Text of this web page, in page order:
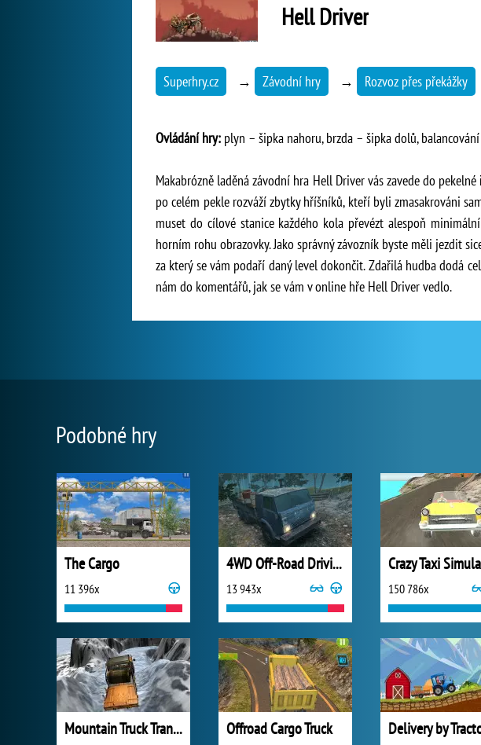
Hell Driver
Superhry.cz → Závodní hry → Rozvoz přes překážky
Ovládání hry: plyn – šipka nahoru, brzda – šipka dolů,
Makabrózně laděná závodní hra Hell Driver vás zavede do
po celém pekle rozváží zbytky hříšníků, kteří byli zmasakrováni
muset do cílové stanice každého kola převézt alespoň
horním rohu obrazovky. Jako správný závozník byste měli jezdit
za který se vám podaří daný level dokončit. Zdařilá hudba dodá
nám do komentářů, jak se vám v online hře Hell Driver vedlo.
Podobné hry
The Cargo
11 396x
4WD Off-Road Driving Sim
13 943x
Crazy Taxi
150 786x
Mountain Truck Transport Offroad Cargo Truck Delivery by